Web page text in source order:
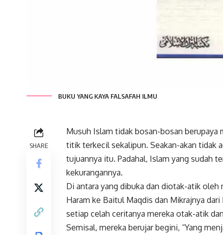
BUKU YANG KAYA FALSAFAH ILMU
SHARE
Musuh Islam tidak bosan-bosan berupaya
titik terkecil sekalipun. Seakan-akan tidak
tujuannya itu. Padahal, Islam yang sudah
kekurangannya.
Di antara yang dibuka dan diotak-atik oleh
Haram ke Baitul Maqdis dan Mikrajnya
setiap celah ceritanya mereka otak-atik
Semisal, mereka berujar begini, “Yang